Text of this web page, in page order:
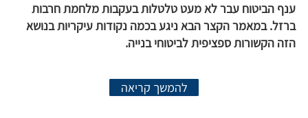
ענף הביטוח עבר לא מעט טלטלות בעקבות מלחמת חרבות
ברזל. במאמר הקצר הבא ניגע בכמה נקודות עיקריות בנושא
הזה הקשורות ספציפית לביטוחי בנייה.
להמשך קריאה